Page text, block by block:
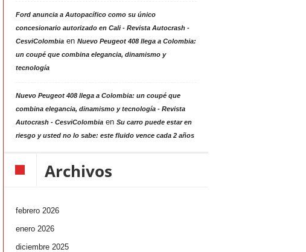
Ford anuncia a Autopacífico como su único
concesionario autorizado en Cali - Revista Autocrash -
CesviColombiaen Nuevo Peugeot 408 llega a Colombia:
un coupé que combina elegancia, dinamismo y
tecnología
Nuevo Peugeot 408 llega a Colombia: un coupé que
combina elegancia, dinamismo y tecnología - Revista
Autocrash - CesviColombiaen Su carro puede estar en
riesgo y usted no lo sabe: este fluido vence cada 2 años
Archivos
febrero 2026
enero 2026
diciembre 2025